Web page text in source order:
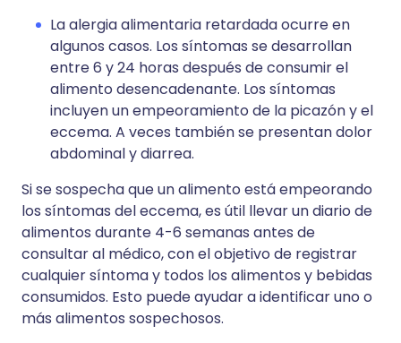
La alergia alimentaria retardada ocurre en
algunos casos. Los síntomas se desarrollan
entre 6 y 24 horas después de consumir el
alimento desencadenante. Los síntomas
incluyen un empeoramiento de la picazón y el
eccema. A veces también se presentan dolor
abdominal y diarrea.
Si se sospecha que un alimento está empeorando
los síntomas del eccema, es útil llevar un diario de
alimentos durante 4-6 semanas antes de
consultar al médico, con el objetivo de registrar
cualquier síntoma y todos los alimentos y bebidas
consumidos. Esto puede ayudar a identificar uno o
más alimentos sospechosos.